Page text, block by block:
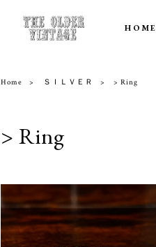
HOME
Home ＳＩＬＶＥＲ > Ring
> Ring